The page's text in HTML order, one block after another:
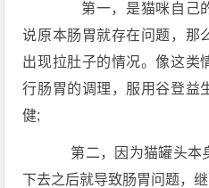
第一，是猫咪自己
说原本肠胃就存在问题，那
出现拉肚子的情况。像这类
行肠胃的调理，服用谷登益
健;
第二，因为猫罐头本
下去之后就导致肠胃问题，